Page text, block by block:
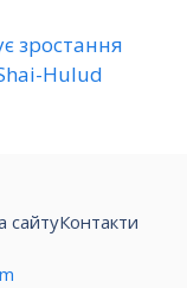
зростання
Hulud
сайтуКонтакти